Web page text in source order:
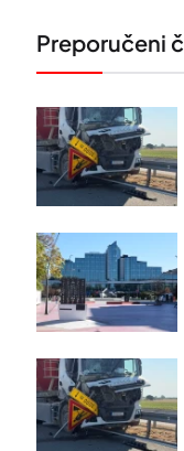
Preporučeni